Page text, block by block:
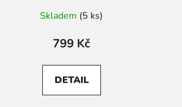
Skladem (5 ks)
799 Kč
DETAIL